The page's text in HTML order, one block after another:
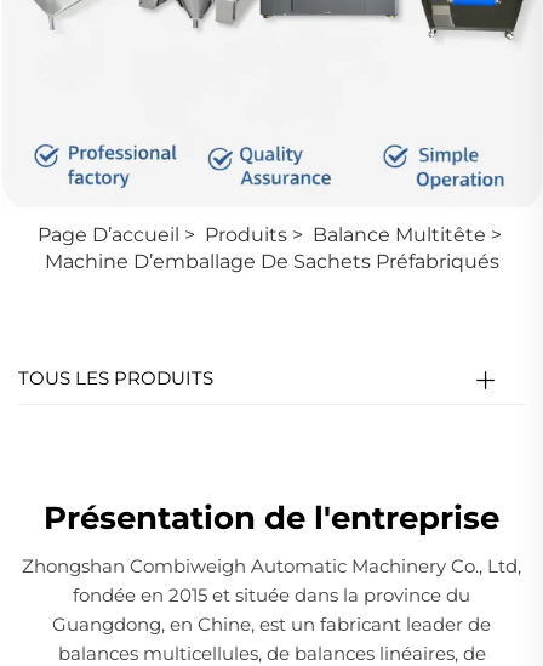
Page D’accueil > Produits> Balance Multitête >
Machine D’emballage De Sachets Préfabriqués
TOUS LES PRODUITS
Présentation de l'entreprise
Zhongshan Combiweigh Automatic Machinery Co., Ltd,
fondée en 2015 et située dans la province du
Guangdong, en Chine, est un fabricant leader de
balances multicellules, de balances linéaires, de